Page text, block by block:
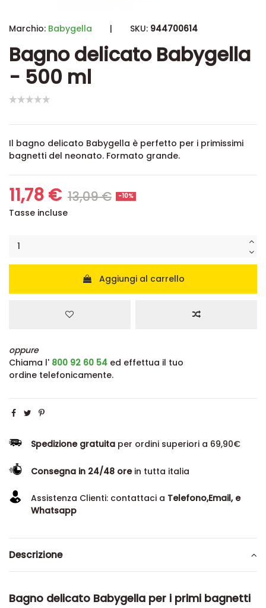
Marchio: Babygella | SKU: 944700614
Bagno delicato Babygella
- 500 ml
Il bagno delicato Babygella è perfetto per i primissimi
bagnetti del neonato. Formato grande.
11,78 € 13,09 € -10%
Tasse incluse
Aggiungi al carrello
oppure
Chiama l' 800 92 60 54 ed effettua il tuo
ordine telefonicamente.
Spedizione gratuita per ordini superiori a 69,90€
Consegna in 24/48 orein tutta italia
Assistenza Clienti: contattaci a Telefono,Email, e
Whatsapp
Descrizione
Bagno delicato Babygella per i primi bagnetti